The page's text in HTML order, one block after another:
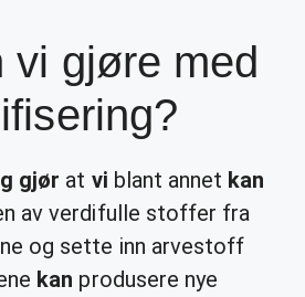
vi gjøre med
gjør at vi blant annet kan
av verdifulle stoffer fra
og sette inn arvestoff
kan produsere nye